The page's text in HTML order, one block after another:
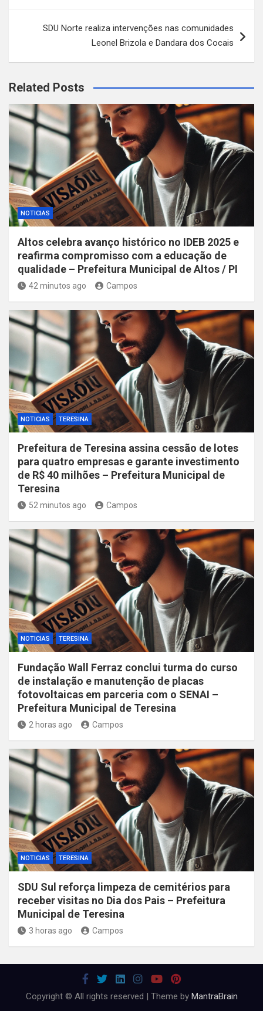
SDU Norte realiza intervenções nas comunidades
Leonel Brizola e Dandara dos Cocais
Related Posts
NOTICIAS
Altos celebra avanço histórico no IDEB 2025 e
reafirma compromisso com a educação de
qualidade – Prefeitura Municipal de Altos / PI
42 minutos ago Campos
NOTICIAS TERESINA
Prefeitura de Teresina assina cessão de lotes
para quatro empresas e garante investimento
de R$ 40 milhões – Prefeitura Municipal de
Teresina
52 minutos ago Campos
NOTICIAS TERESINA
Fundação Wall Ferraz conclui turma do curso
de instalação e manutenção de placas
fotovoltaicas em parceria com o SENAI –
Prefeitura Municipal de Teresina
2 horas ago Campos
NOTICIAS TERESINA
SDU Sul reforça limpeza de cemitérios para
receber visitas no Dia dos Pais – Prefeitura
Municipal de Teresina
3 horas ago Campos
Copyright © All rights reserved | Theme by MantraBrain